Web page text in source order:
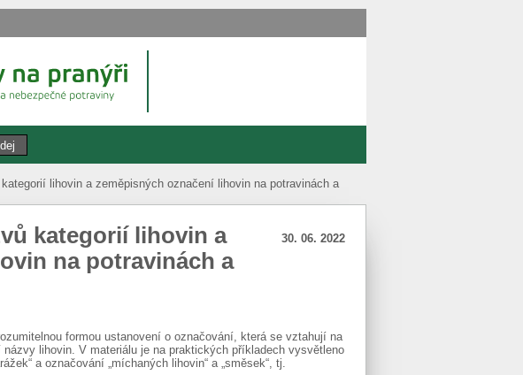
lihovin a zeměpisných označení lihovin na potravinách a
kategorií lihovin a
na potravinách a
30. 06. 2022
formou ustanovení o označování, která se vztahují na
lihovin. V materiálu je na praktických příkladech vysvětleno
a označování „míchaných lihovin“ a „směsek“, tj.